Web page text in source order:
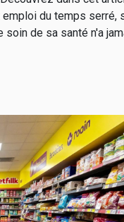
du temps serré,
de sa santé n'a